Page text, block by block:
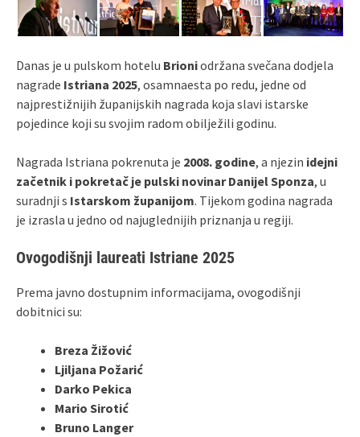
Danas je u pulskom hotelu Brioniodržana svečana dodjela
nagrade Istriana 2025, osamnaesta po redu, jedne od
najprestižnijih županijskih nagrada koja slavi istarske
pojedince koji su svojim radom obilježili godinu.
Nagrada Istriana pokrenuta je 2008. godine, a njezin idejni
začetnik i pokretač je pulski novinar Danijel Sponza, u
suradnji s Istarskom županijom. Tijekom godina nagrada
je izrasla u jedno od najuglednijih priznanja u regiji.
Ovogodišnji laureati Istriane 2025
Prema javno dostupnim informacijama, ovogodišnji
dobitnici su:
Breza Žižović
Ljiljana Požarić
Darko Pekica
Mario Sirotić
Bruno Langer